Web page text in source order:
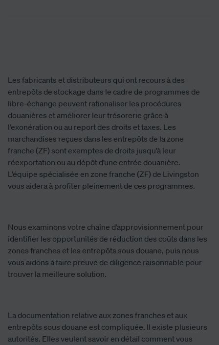
Les fabricants et distributeurs qui ont recours à des
entrepôts de stockage dans le cadre de programmes de
libre-échange peuvent rationaliser les procédures
douanières et améliorer leur trésorerie grâce à
l’exonération ou au report des droits et taxes. Les
marchandises reçues dans les entrepôts de la zone
franche (ZF) sont exemptes de droits jusqu’à leur
réexportation ou au dépôt d’une entrée douanière.
L’équipe spécialisée en zone franche (ZF) de Livingston
vous aidera à profiter pleinement de ces programmes.
Nous examinons votre chaîne d’approvisionnement pour
identifier les opportunités de réduction des coûts dans les
zones franches et les entrepôts sous douane, puis nous
vous aidons à faire preuve de diligence raisonnable pour
trouver la meilleure solution.
La documentation relative aux zones franches et aux
entrepôts sous douane est compliquée. Il existe plusieurs
autorités. Elles veulent savoir en détail comment vous